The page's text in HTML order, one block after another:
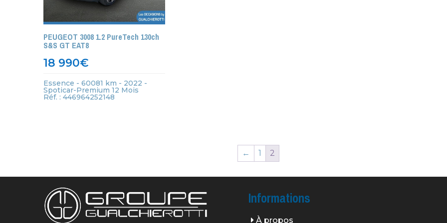
PEUGEOT 3008 1.2 PureTech 130ch
S&S GT EAT8
18 990€
Essence - 60081 km - 2022 -
Spoticar-Premium 12 Mois
Réf. : 446964252148
← 1 2
Informations
À propos